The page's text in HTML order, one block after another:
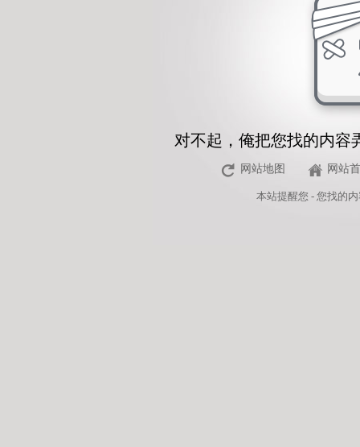
对不起，俺把您找的内容
网站地图 网站
本站提醒您 - 您找的